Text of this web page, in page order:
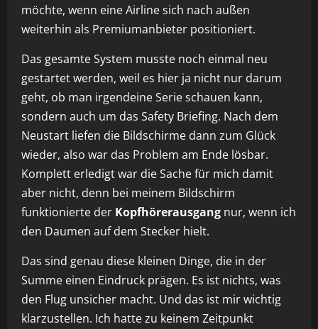
möchte, wenn eine Airline sich nach außen
weiterhin als Premiumanbieter positioniert.
Das gesamte System musste noch einmal neu
gestartet werden, weil es hier ja nicht nur darum
geht, ob man irgendeine Serie schauen kann,
sondern auch um das Safety Briefing. Nach dem
Neustart liefen die Bildschirme dann zum Glück
wieder, also war das Problem am Ende lösbar.
Komplett erledigt war die Sache für mich damit
aber nicht, denn bei meinem Bildschirm
funktionierte der Kopfhörerausgang nur, wenn ich
den Daumen auf dem Stecker hielt.
Das sind genau diese kleinen Dinge, die in der
Summe einen Eindruck prägen. Es ist nichts, was
den Flug unsicher macht. Und das ist mir wichtig
klarzustellen. Ich hatte zu keinem Zeitpunkt